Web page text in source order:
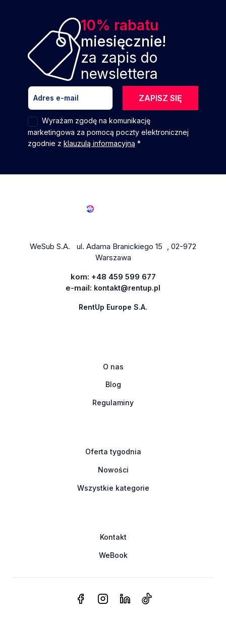
10% rabatu
miesięcznie!
za zapis do
newslettera
ZAPISZ SIĘ
Wyrażam zgodę na komunikację
marketingowa za pomocą poczty elektronicznej
zgodnie z klauzulą informacyjną *
WeSub S.A. ul. Adama Branickiego 15 , 02-972
Warszawa
kom: +48 459 599 677
e-mail: kontakt@rentup.pl
RentUp Europe S.A.
O nas
Blog
Regulaminy
Oferta tygodnia
Nowości
Wszystkie kategorie
Kontakt
WeBook